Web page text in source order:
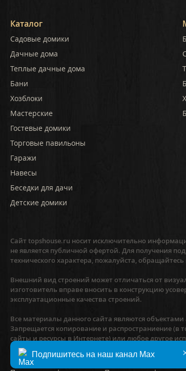
Каталог
Садовые домики
Дачные дома
Теплые дачные дома
Бани
Хозблоки
Мастерские
Гостевые домики
Торговые павильоны
Гаражи
Навесы
Беседки для дачи
Детские домики
Сайт topshouse.ru носит исключительно
не является публичной офертой. Для получения
технического характера, пожалуйста,
Внешний вид строений может отличаться от
изготовитель вправе вносить в конструкцию
эксплуатационные качества строений.
Все материалы данного сайта являются
Запрещается копирование и распространиение (в
сайты и ресурсы в Интернете) или любое другое
предварительного согласия правообладателя.
Подпишитесь на наш канал Max